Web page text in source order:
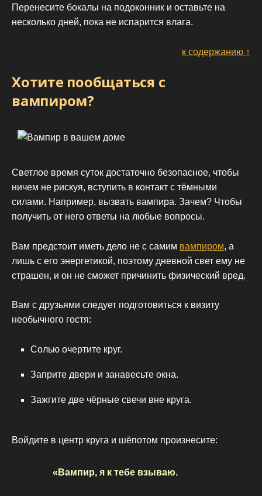
Перенесите бокалы на подоконник и оставьте на
несколько дней, пока не испарится влага.
к содержанию ↑
Хотите пообщаться с
вампиром?
Светлое время суток достаточно безопасное, чтобы
ничем не рискуя, вступить в контакт с тёмными
силами. Например, вызвать вампира. Зачем? Чтобы
получить от него ответы на любые вопросы.
Вам предстоит иметь дело не с самим вампиром, а
лишь с его энергетикой, поэтому дневной свет ему не
страшен, и он не сможет причинить физический вред.
Вам с друзьями следует подготовиться к визиту
необычного гостя:
Солью очертите круг.
Заприте двери и занавесьте окна.
Зажгите две чёрные свечи вне круга.
Войдите в центр круга и шёпотом произнесите:
«Вампир, я к тебе взываю.